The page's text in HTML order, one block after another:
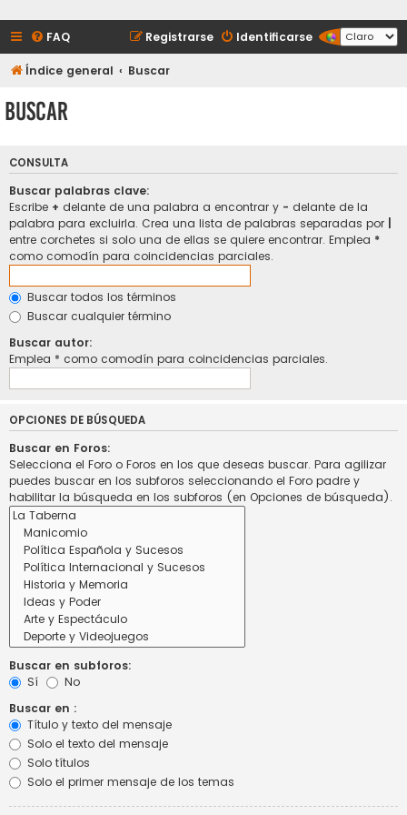
FAQ Identificarse
Registrarse
Índice general Buscar
Buscar
CONSULTA
Buscar palabras clave:
Escribe + delante de una palabra a encontrar y - delante de la
palabra para excluirla. Crea una lista de palabras separadas por
entre corchetes si solo una de ellas se quiere encontrar. Emplea *
como comodín para coincidencias parciales.
Buscar todos los términos
Buscar cualquier término
Buscar autor:
Emplea * como comodín para coincidencias parciales.
OPCIONES DE BÚSQUEDA
Buscar en Foros:
Selecciona el Foro o Foros en los que deseas buscar. Para agilizar
puedes buscar en los subforos seleccionando el Foro padre y
habilitar la búsqueda en los subforos (en Opciones de búsqueda).
Buscar en subforos:
Sí
No
Buscar en :
Título y texto del mensaje
Solo el texto del mensaje
Solo títulos
Solo el primer mensaje de los temas